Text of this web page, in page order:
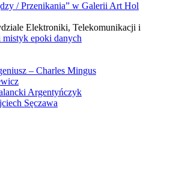
/ Przenikania” w Galerii Art Hol
Elektroniki, Telekomunikacji i
epoki danych
– Charles Mingus
Argentyńczyk
Sęczawa